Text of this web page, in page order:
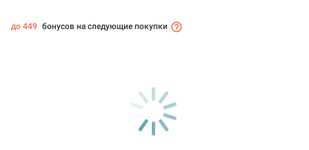
до 449 бонусов на следующие покупки